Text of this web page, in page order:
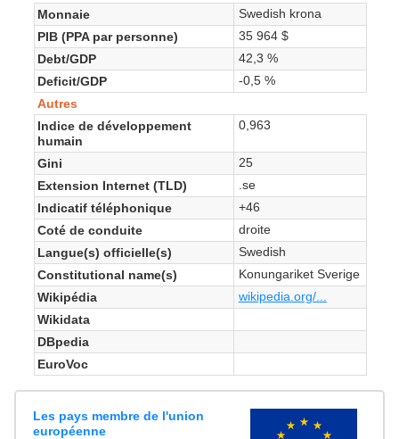
Monnaie
Swedish krona
PIB (PPA par personne)
35 964 $
Debt/GDP
42,3 %
Deficit/GDP
-0,5 %
Autres
Indice de développement
humain
0,963
Gini
25
Extension Internet (TLD)
.se
Indicatif téléphonique
+46
Coté de conduite
droite
Langue(s) officielle(s)
Swedish
Constitutional name(s)
Konungariket Sverige
Wikipédia
wikipedia.org/...
Wikidata
DBpedia
EuroVoc
Les pays membre de l'union
européenne